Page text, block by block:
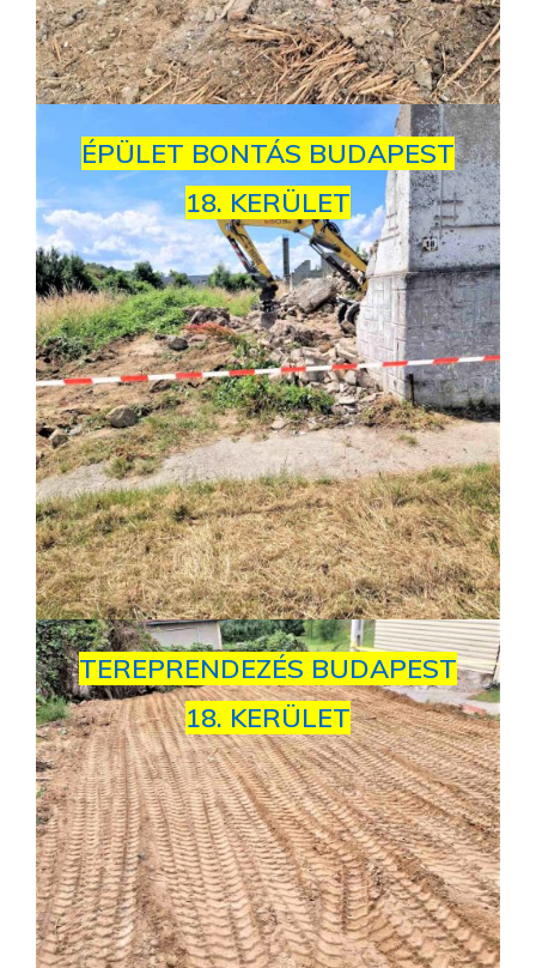
ÉPÜLET BONTÁS BUDAPEST
18. KERÜLET
TEREPRENDEZÉS BUDAPEST
18. KERÜLET